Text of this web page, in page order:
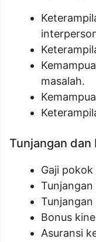
masalah.
Tunjangan dan
Gaji
Tunjangan
Bonus
Asuransi